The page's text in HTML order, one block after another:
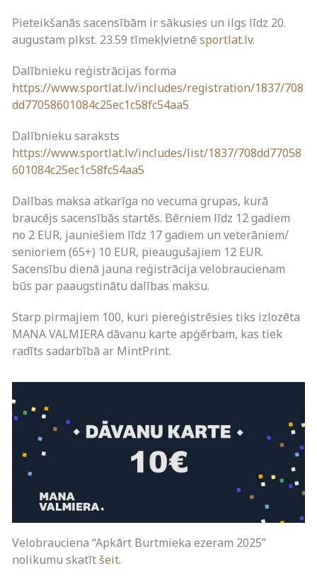
Pieteikšanās sacensībām ir sākusies un ilgs līdz 20.
augustam plkst. 23.59 tīmekļvietnē sportlat.lv.
Dalībnieku reģistrācijas forma
https://www.sportlat.lv/includes/registration/1837/708
dd77058601084c25ec1c58fc54aa5
Dalībnieku saraksts
https://www.sportlat.lv/includes/list/1837/708dd77058
601084c25ec1c58fc54aa5
Dalības maksa atkarīga no vecuma grupas, kurā
braucējs sacensībās startēs. Bērniem līdz 12 gadiem
no 2 EUR, jauniešiem līdz 17 gadiem un veterāniem/
senioriem (65+) 10 EUR, pieaugušajiem 12 EUR.
Sacensību dienā jauna reģistrācija velobraucienam
būs par paaugstinātu dalības maksu.
Starp pirmajiem 100, kuri piereģistrēsies tiks izlozēta
MANA VALMIERA dāvanu karte apģērbam, kas tiek
radīts sadarbībā ar MintPrint.
Velobrauciena “Apkārt Burtmieka ezeram 2025”
nolikumu skatītšeit.